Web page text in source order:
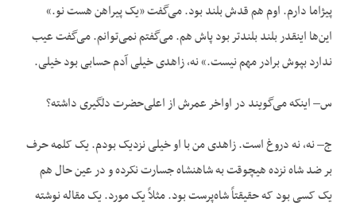
پیژاما دارم. اوم هم قدش بلند بود. می‌گفت «یک پیراهن هست نو.»
این‌ها اینقدر بلند بلندتر بود پاش هم. می‌گفتم نمی‌توانم. می‌گفت عیب
ندارد بپوش برادر مهم نیست.» نه، زاهدی خیلی آدم حسابی بود خیلی.
س– اینکه می‌گویند در اواخر عمرش از اعلی‌حضرت دلگیری داشته؟
ج– نه، نه دروغ است. زاهدی من با او خیلی نزدیک بودم. یک کلمه حرف
بر ضد شاه نزده هیچوقت به شاهنشاه جسارت نکرده و در عین حال هم
یک کسی بود که حقیقتاً شاه‌پرست بود. مثلاً یک مورد. یک مقاله نوشته